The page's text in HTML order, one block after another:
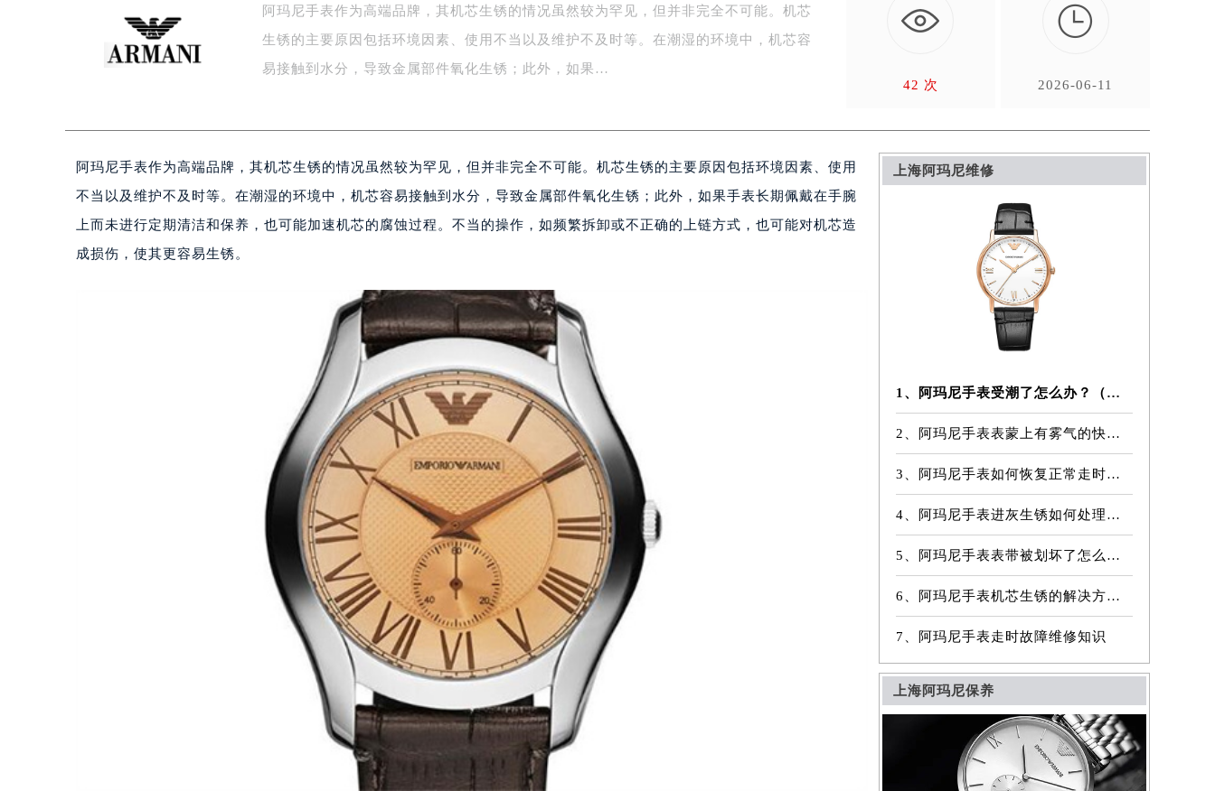
阿玛尼手表作为高端品牌，其机芯生锈的情况虽然较为罕见，但并非完全不可能。机芯
生锈的主要原因包括环境因素、使用不当以及维护不及时等。在潮湿的环境中，机芯容
易接触到水分，导致金属部件氧化生锈；此外，如果…
42 次

2026-06-11
阿玛尼手表作为高端品牌，其机芯生锈的情况虽然较为罕见，但并非完全不可能。机芯生锈的主要原因包括环境因素、使用
不当以及维护不及时等。在潮湿的环境中，机芯容易接触到水分，导致金属部件氧化生锈；此外，如果手表长期佩戴在手腕
上而未进行定期清洁和保养，也可能加速机芯的腐蚀过程。不当的操作，如频繁拆卸或不正确的上链方式，也可能对机芯造
成损伤，使其更容易生锈。
上海阿玛尼维修
1、阿玛尼手表受潮了怎么办？（阿玛尼手表受潮的解决方法）
2、阿玛尼手表表蒙上有雾气的快速解决方法
3、阿玛尼手表如何恢复正常走时（走时异常怎么办）
4、阿玛尼手表进灰生锈如何处理？（手表维修）
5、阿玛尼手表表带被划坏了怎么办？
6、阿玛尼手表机芯生锈的解决方法（怎样解决阿玛尼手表机芯生锈的问题）
7、阿玛尼手表走时故障维修知识
上海阿玛尼保养